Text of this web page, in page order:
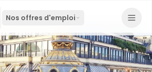
Nos offres d'emploi